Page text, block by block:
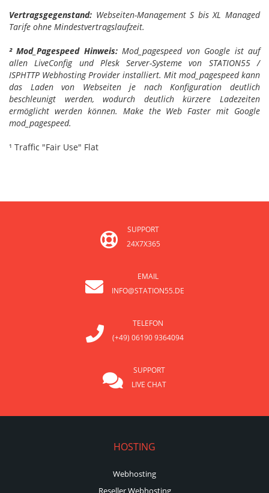
Vertragsgegenstand: Webseiten-Management S bis XL Managed
Tarife ohne Mindestvertragslaufzeit.
² Mod_Pagespeed Hinweis:Mod_pagespeed von Google ist auf
allen LiveConfig und Plesk Server-Systeme von STATION55 /
ISPHTTP Webhosting Provider installiert. Mit mod_pagespeed kann
das Laden von Webseiten je nach Konfiguration deutlich
beschleunigt werden, wodurch deutlich kürzere Ladezeiten
ermöglicht werden können. Make the Web Faster mit Google
mod_pagespeed.
¹ Traffic "Fair Use" Flat
SUPPORT
24X7X365
EMAIL
INFO@STATION55.DE
TELEFON
(+49) 06190 9364094
SUPPORT
LIVE CHAT
HOSTING
Webhosting
Reseller Webhosting